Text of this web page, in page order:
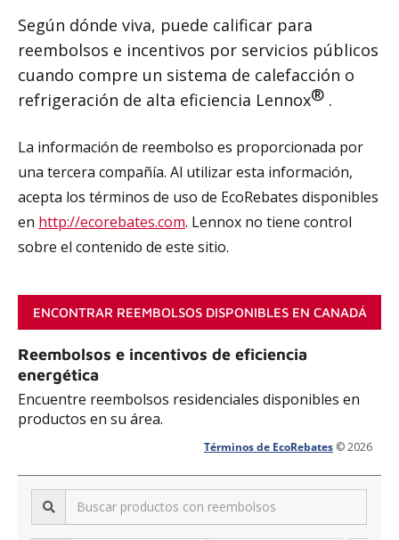
Según dónde viva, puede calificar para
reembolsos e incentivos por servicios públicos
cuando compre un sistema de calefacción o
refrigeración de alta eficiencia Lennox® .
La información de reembolso es proporcionada por
una tercera compañía. Al utilizar esta información,
acepta los términos de uso de EcoRebates disponibles
en http://ecorebates.com. Lennox no tiene control
sobre el contenido de este sitio.
Reembolsos e incentivos de eficiencia
energética
Encuentre reembolsos residenciales disponibles en
productos en su área.
ENCONTRAR REEMBOLSOS DISPONIBLES EN CANADÁ
Términos de EcoRebates © 2026